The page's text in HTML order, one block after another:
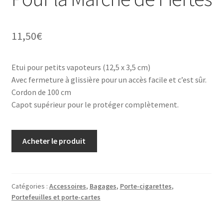
11,50€
Etui pour petits vapoteurs (12,5 x 3,5 cm)
Avec fermeture à glissière pour un accès facile et c’est sûr.
Cordon de 100 cm
Capot supérieur pour le protéger complètement.
Acheter le produit
Catégories : Accessoires, Bagages, Porte-cigarettes,
Portefeuilles et porte-cartes